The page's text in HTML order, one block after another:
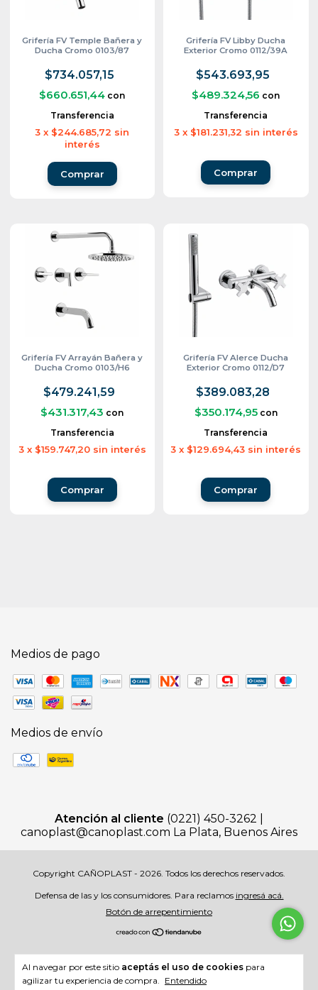
Al navegar por este sitio aceptás el uso de cookies para
agilizar tu experiencia de compra. Entendido
Grifería FV Temple Bañera y
Ducha Cromo 0103/87
$734.057,15
$660.651,44 con
Transferencia
3 x $244.685,72 sin
interés
Grifería FV Libby Ducha
Exterior Cromo 0112/39A
$543.693,95
$489.324,56 con
Transferencia
3 x $181.231,32 sin interés
Grifería FV Arrayán Bañera y
Ducha Cromo 0103/H6
$479.241,59
$431.317,43 con
Transferencia
3 x $159.747,20 sin interés
Grifería FV Alerce Ducha
Exterior Cromo 0112/D7
$389.083,28
$350.174,95 con
Transferencia
3 x $129.694,43 sin interés
Medios de pago
Medios de envío
Atención al cliente (0221) 450-3262 |
canoplast@canoplast.com La Plata, Buenos Aires
Copyright CAÑOPLAST - 2026. Todos los derechos reservados.
Defensa de las y los consumidores. Para reclamos ingresá acá.
Botón de arrepentimiento